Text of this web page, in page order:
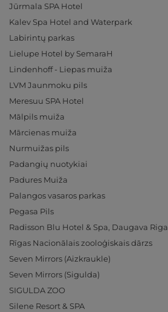
Jūrmala SPA Hotel
Kalev Spa Hotel and Waterpark
Labirintų parkas
Lielupe Hotel by SemaraH
Lindenhoff - Liepas muiža
LVM Jaunmoku pils
Meresuu SPA Hotel
Mālpils muiža
Mārcienas muiža
Nurmuižas pils
Padangių nuotykiai
Padures Muiža
Palangos vasaros parkas
Pegasa Pils
Radisson Blu Hotel & Spa, Daugava Riga
Rīgas Nacionālais zooloģiskais dārzs
Seven Mirrors (Aizkraukle)
Seven Mirrors (Sigulda)
SIGULDA ZOO
Silene Resort & SPA